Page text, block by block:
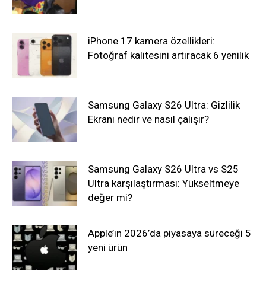
iPhone 17 kamera özellikleri:
Fotoğraf kalitesini artıracak 6 yenilik
Samsung Galaxy S26 Ultra: Gizlilik
Ekranı nedir ve nasıl çalışır?
Samsung Galaxy S26 Ultra vs S25
Ultra karşılaştırması: Yükseltmeye
değer mi?
Apple’ın 2026’da piyasaya süreceği 5
yeni ürün